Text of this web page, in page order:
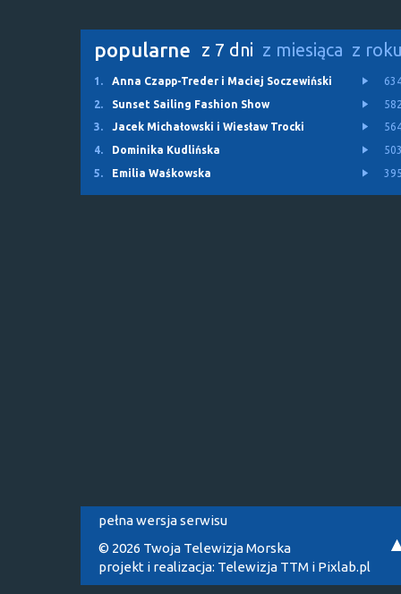
popularne z 7 dni z miesiąca z
1. Anna Czapp-Treder i Maciej Soczewiński
2.
Sunset Sailing Fashion Show
3.
Jacek Michałowski i Wiesław Trocki
4.
Dominika Kudlińska
5.
Emilia Waśkowska
pełna wersja serwisu
© 2026 Twoja Telewizja Morska
projekt i realizacja: Telewizja TTM i Pixlab.pl